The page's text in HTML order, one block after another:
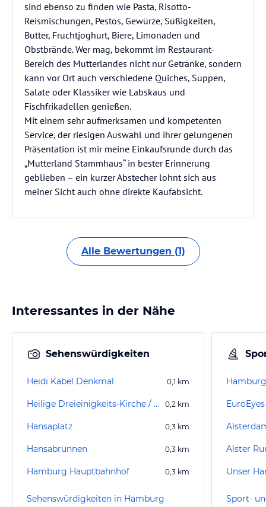
sind ebenso zu finden wie Pasta, Risotto-
Reismischungen, Pestos, Gewürze, Süßigkeiten,
Butter, Fruchtjoghurt, Biere, Limonaden und
Obstbrände. Wer mag, bekommt im Restaurant-
Bereich des Mutterlandes nicht nur Getränke, sondern
kann vor Ort auch verschiedene Quiches, Suppen,
Salate oder Klassiker wie Labskaus und
Fischfrikadellen genießen.
Mit einem sehr aufmerksamen und kompetenten
Service, der riesigen Auswahl und ihrer gelungenen
Präsentation ist mir meine Einkaufsrunde durch das
„Mutterland Stammhaus“ in bester Erinnerung
geblieben – ein kurzer Abstecher lohnt sich aus
meiner Sicht auch ohne direkte Kaufabsicht.
Alle Bewertungen (1)
Interessantes in der Nähe
Sehenswürdigkeiten
Heidi Kabel Denkmal 0,1 km
Heilige Dreieinigkeits-Kirche / Kirche St. Georg 0,2 km
Hansaplatz 0,3 km
Hansabrunnen 0,3 km
Hamburg Hauptbahnhof 0,3 km
Sehenswürdigkeiten in Hamburg
Alster
Unser